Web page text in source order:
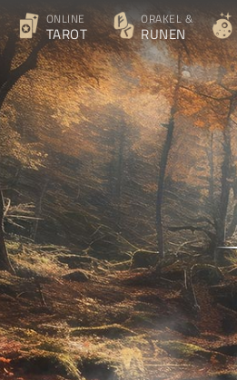
ONLINE
TAROT
ORAKEL &
RUNEN